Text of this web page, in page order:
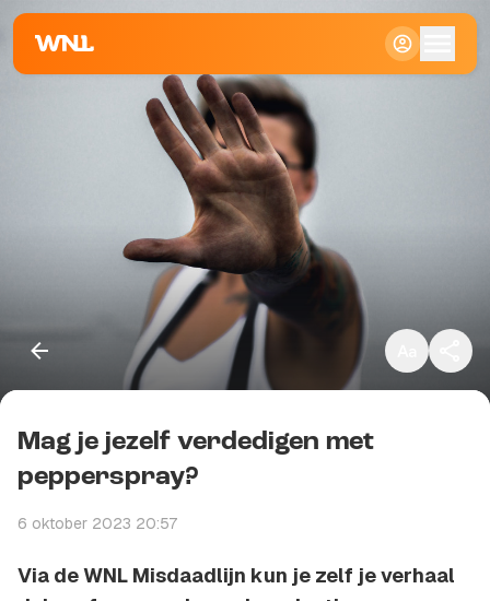
Klein
Standaard
Groot
Kopieer link
Mag je jezelf verdedigen met
pepperspray?
6 oktober 2023 20:57
Via de WNL Misdaadlijn kun je zelf je verhaal